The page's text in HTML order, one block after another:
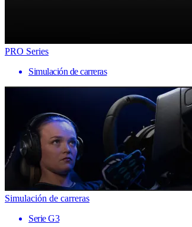
PRO Series
Simulación de carreras
Simulación de carreras
Serie G3